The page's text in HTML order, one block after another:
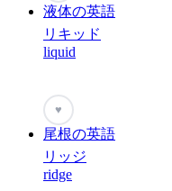
液体の英語
リキッド
liquid
♥
尾根の英語
リッジ
ridge